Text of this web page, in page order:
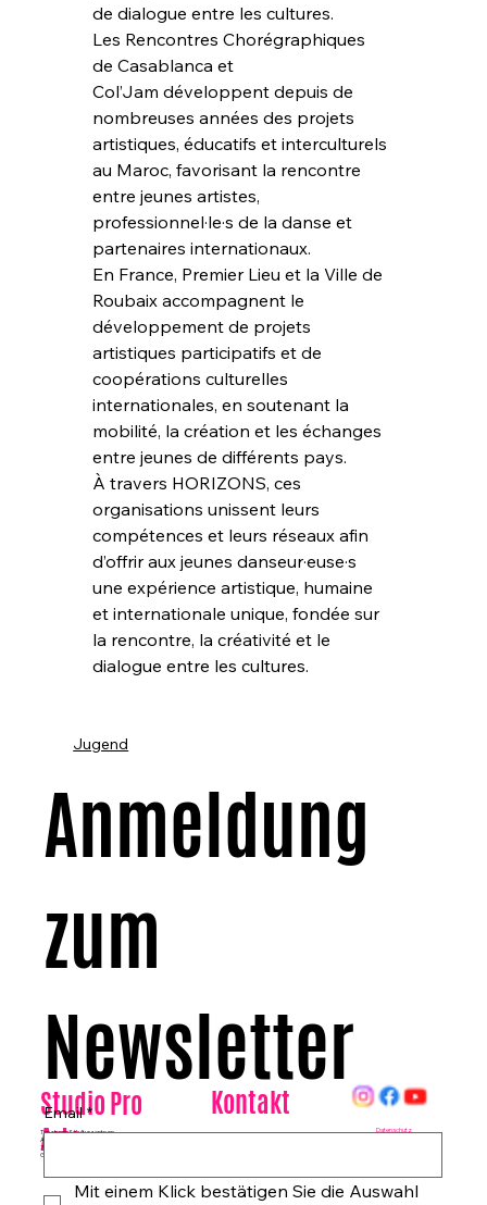
de dialogue entre les cultures.
Les Rencontres Chorégraphiques
de Casablanca et
Col’Jam développent depuis de
nombreuses années des projets
artistiques, éducatifs et interculturels
au Maroc, favorisant la rencontre
entre jeunes artistes,
professionnel·le·s de la danse et
partenaires internationaux.
En France, Premier Lieu et la Ville de
Roubaix accompagnent le
développement de projets
artistiques participatifs et de
coopérations culturelles
internationales, en soutenant la
mobilité, la création et les échanges
entre jeunes de différents pays.
À travers HORIZONS, ces
organisations unissent leurs
compétences et leurs réseaux afin
d’offrir aux jeunes danseur·euse·s
une expérience artistique, humaine
et internationale unique, fondée sur
la rencontre, la créativité et le
dialogue entre les cultures.
Jugend
Datenschutz
Studio Pro
Arte
Tanzhaus & Kulturzentrum
Am Rohrgraben 4a
79249 Merzhausen/Freiburg
Germany
Kontakt
Anmeldung
zum
Newsletter
Email *
Mit einem Klick bestätigen Sie die Auswahl